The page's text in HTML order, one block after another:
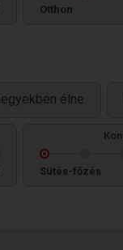
Otthon
élne
Sütés-főzés